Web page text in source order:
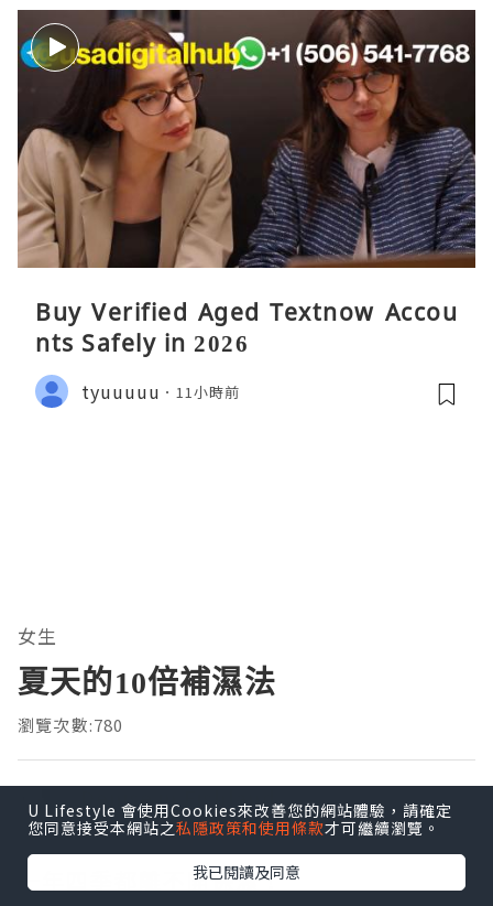
Buy Verified Aged Textnow Accou
nts Safely in 2026
tyuuuuu 11小時前
女生
夏天的10倍補濕法
瀏覽次數:780
Denise in Fishland
發佈於 2021.08.25
追蹤
一年四季都離不開保濕！
U Lifestyle 會使用Cookies來改善您的網站體驗，請確定
您同意接受本網站之私隱政策和使用條款才可繼續瀏覽。
我已閱讀及同意